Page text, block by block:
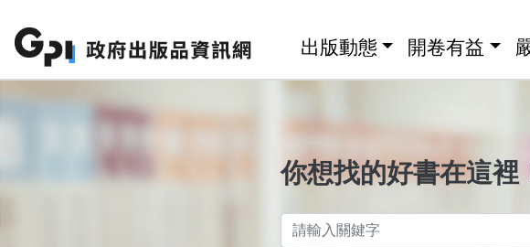
出版動態 開卷有益
你想找的好書在這裡